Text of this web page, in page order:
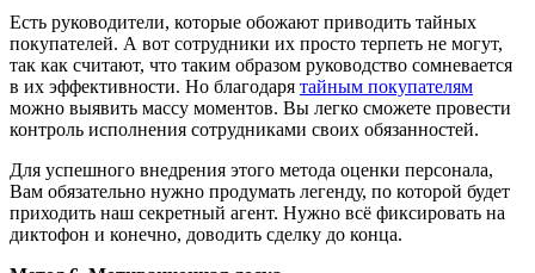
Есть руководители, которые обожают приводить тайных
покупателей. А вот сотрудники их просто терпеть не могут,
так как считают, что таким образом руководство сомневается
в их эффективности. Но благодаря тайным покупателям
можно выявить массу моментов. Вы легко сможете провести
контроль исполнения сотрудниками своих обязанностей.
Для успешного внедрения этого метода оценки персонала,
Вам обязательно нужно продумать легенду, по которой будет
приходить наш секретный агент. Нужно всё фиксировать на
диктофон и конечно, доводить сделку до конца.